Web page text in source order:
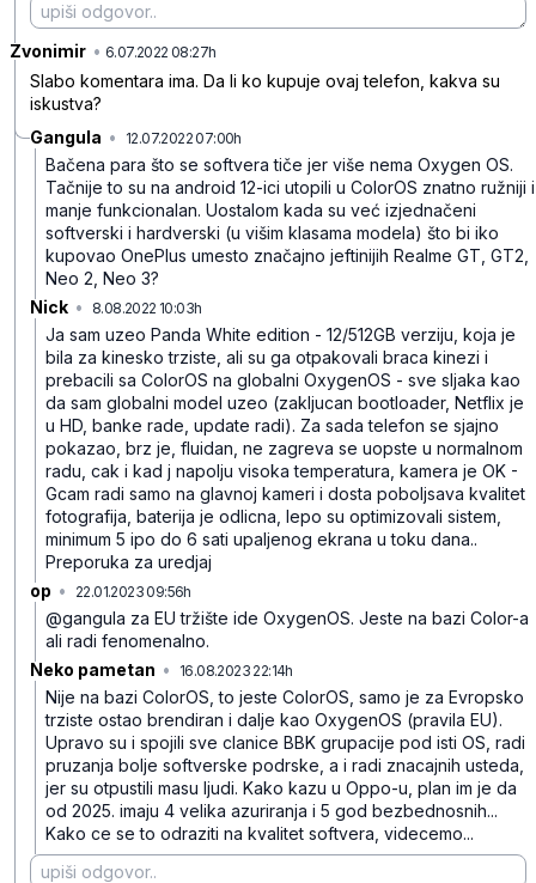
Zvonimir • 6.07.2022 08:27h
Slabo komentara ima. Da li ko kupuje ovaj telefon, kakva su
iskustva?
Gangula • 12.07.2022 07:00h
Bačena para što se softvera tiče jer više nema Oxygen OS.
Tačnije to su na android 12-ici utopili u ColorOS znatno ružniji i
manje funkcionalan. Uostalom kada su već izjednačeni
softverski i hardverski (u višim klasama modela) što bi iko
kupovao OnePlus umesto značajno jeftinijih Realme GT, GT2,
Neo 2, Neo 3?
Nick • 8.08.2022 10:03h
Ja sam uzeo Panda White edition - 12/512GB verziju, koja je
bila za kinesko trziste, ali su ga otpakovali braca kinezi i
prebacili sa ColorOS na globalni OxygenOS - sve sljaka kao
da sam globalni model uzeo (zakljucan bootloader, Netflix je
u HD, banke rade, update radi). Za sada telefon se sjajno
pokazao, brz je, fluidan, ne zagreva se uopste u normalnom
radu, cak i kad j napolju visoka temperatura, kamera je OK -
Gcam radi samo na glavnoj kameri i dosta poboljsava kvalitet
fotografija, baterija je odlicna, lepo su optimizovali sistem,
minimum 5 ipo do 6 sati upaljenog ekrana u toku dana..
Preporuka za uredjaj
op • 22.01.2023 09:56h
@gangula za EU tržište ide OxygenOS. Jeste na bazi Color-a
ali radi fenomenalno.
Neko pametan • 16.08.2023 22:14h
Nije na bazi ColorOS, to jeste ColorOS, samo je za Evropsko
trziste ostao brendiran i dalje kao OxygenOS (pravila EU).
Upravo su i spojili sve clanice BBK grupacije pod isti OS, radi
pruzanja bolje softverske podrske, a i radi znacajnih usteda,
jer su otpustili masu ljudi. Kako kazu u Oppo-u, plan im je da
od 2025. imaju 4 velika azuriranja i 5 god bezbednosnih...
Kako ce se to odraziti na kvalitet softvera, videcemo...